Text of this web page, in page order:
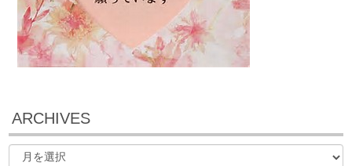
ARCHIVES